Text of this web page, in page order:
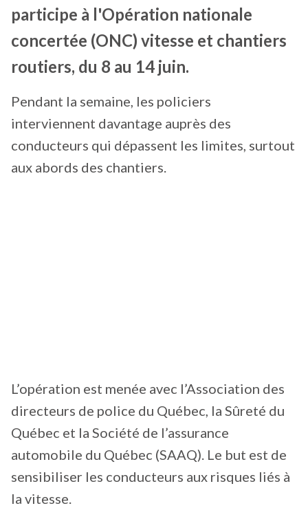
participe à l'Opération nationale
concertée (ONC) vitesse et chantiers
routiers, du 8 au 14 juin.
Pendant la semaine, les policiers
interviennent davantage auprès des
conducteurs qui dépassent les limites, surtout
aux abords des chantiers.
L’opération est menée avec l’Association des
directeurs de police du Québec, la Sûreté du
Québec et la Société de l’assurance
automobile du Québec (SAAQ). Le but est de
sensibiliser les conducteurs aux risques liés à
la vitesse.